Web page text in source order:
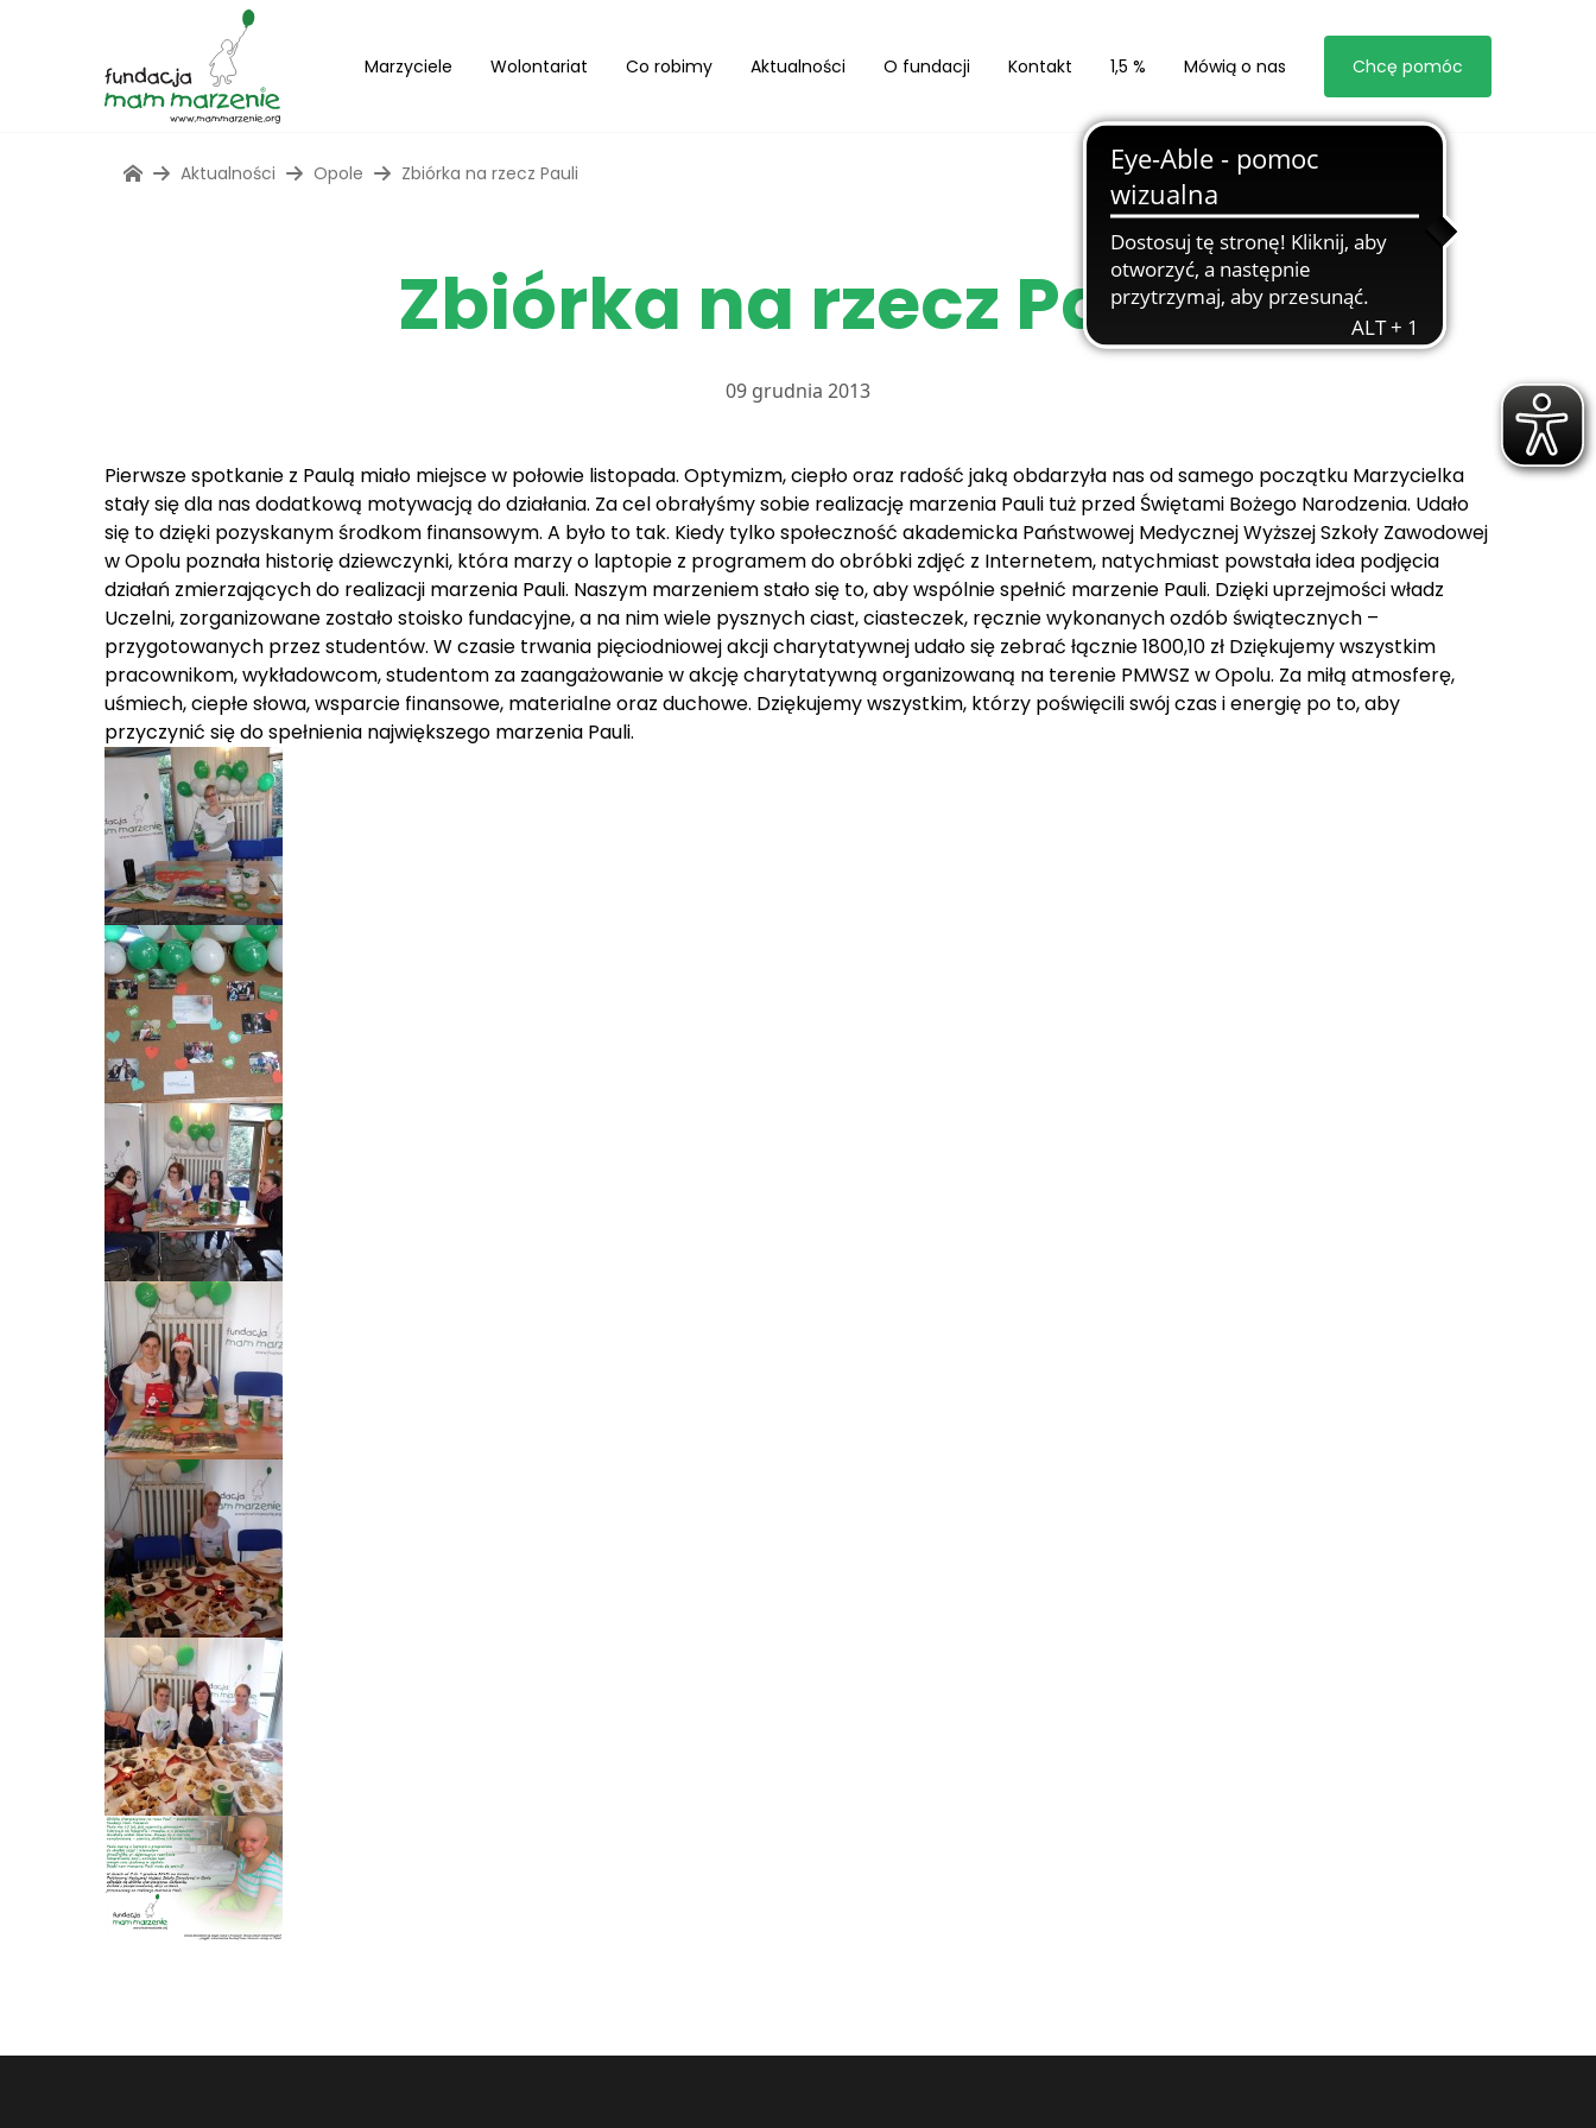
Marzyciele Wolontariat Co robimy Aktualności O fundacji Kontakt 1,5 % Mówią o nas Chcę pomóc
Aktualności Opole Zbiórka na rzecz Pauli
Zbiórka na rzecz Pauli
09 grudnia 2013
Pierwsze spotkanie z Paulą miało miejsce w połowie listopada. Optymizm, ciepło oraz radość jaką obdarzyła nas od samego początku Marzycielka
stały się dla nas dodatkową motywacją do działania. Za cel obrałyśmy sobie realizację marzenia Pauli tuż przed Świętami Bożego Narodzenia. Udało
się to dzięki pozyskanym środkom finansowym. A było to tak. Kiedy tylko społeczność akademicka Państwowej Medycznej Wyższej Szkoły Zawodowej
w Opolu poznała historię dziewczynki, która marzy o laptopie z programem do obróbki zdjęć z Internetem, natychmiast powstała idea podjęcia
działań zmierzających do realizacji marzenia Pauli. Naszym marzeniem stało się to, aby wspólnie spełnić marzenie Pauli. Dzięki uprzejmości władz
Uczelni, zorganizowane zostało stoisko fundacyjne, a na nim wiele pysznych ciast, ciasteczek, ręcznie wykonanych ozdób świątecznych –
przygotowanych przez studentów. W czasie trwania pięciodniowej akcji charytatywnej udało się zebrać łącznie 1800,10 zł Dziękujemy wszystkim
pracownikom, wykładowcom, studentom za zaangażowanie w akcję charytatywną organizowaną na terenie PMWSZ w Opolu. Za miłą atmosferę,
uśmiech, ciepłe słowa, wsparcie finansowe, materialne oraz duchowe. Dziękujemy wszystkim, którzy poświęcili swój czas i energię po to, aby
przyczynić się do spełnienia największego marzenia Pauli.